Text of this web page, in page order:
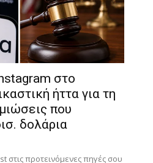
στο
ήττα για τη
που
δολάρια
στις προτεινόμενες πηγές σου